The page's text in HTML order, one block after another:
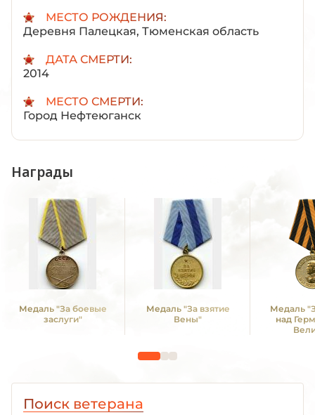
МЕСТО РОЖДЕНИЯ:
Деревня Палецкая, Тюменская область
ДАТА СМЕРТИ:
2014
МЕСТО СМЕРТИ:
Город Нефтеюганск
Награды
Медаль "За боевые
заслуги"
Медаль "За взятие
Вены"
Медаль
над
Поиск ветерана